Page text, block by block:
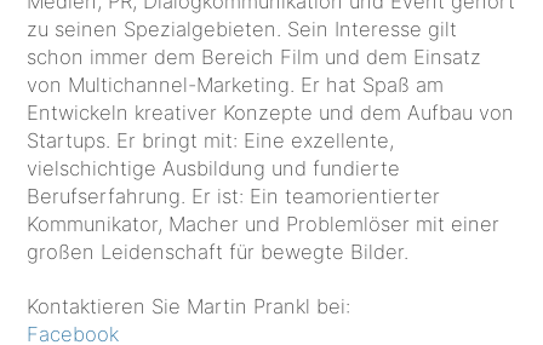
zu seinen Spezialgebieten. Sein Interesse gilt
schon immer dem Bereich Film und dem Einsatz
von Multichannel-Marketing. Er hat Spaß am
Entwickeln kreativer Konzepte und dem Aufbau von
Startups. Er bringt mit: Eine exzellente,
vielschichtige Ausbildung und fundierte
Berufserfahrung. Er ist: Ein teamorientierter
Kommunikator, Macher und Problemlöser mit einer
großen Leidenschaft für bewegte Bilder.
Kontaktieren Sie Martin Prankl bei:
Facebook